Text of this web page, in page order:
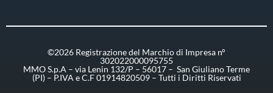
©2026 Registrazione del Marchio di Impresa n°
302022000095755
MMO S.p.A – via Lenin 132/P – 56017 – San Giuliano Terme
(PI) – P.IVA e C.F 01914820509 – Tutti i Diritti Riservati